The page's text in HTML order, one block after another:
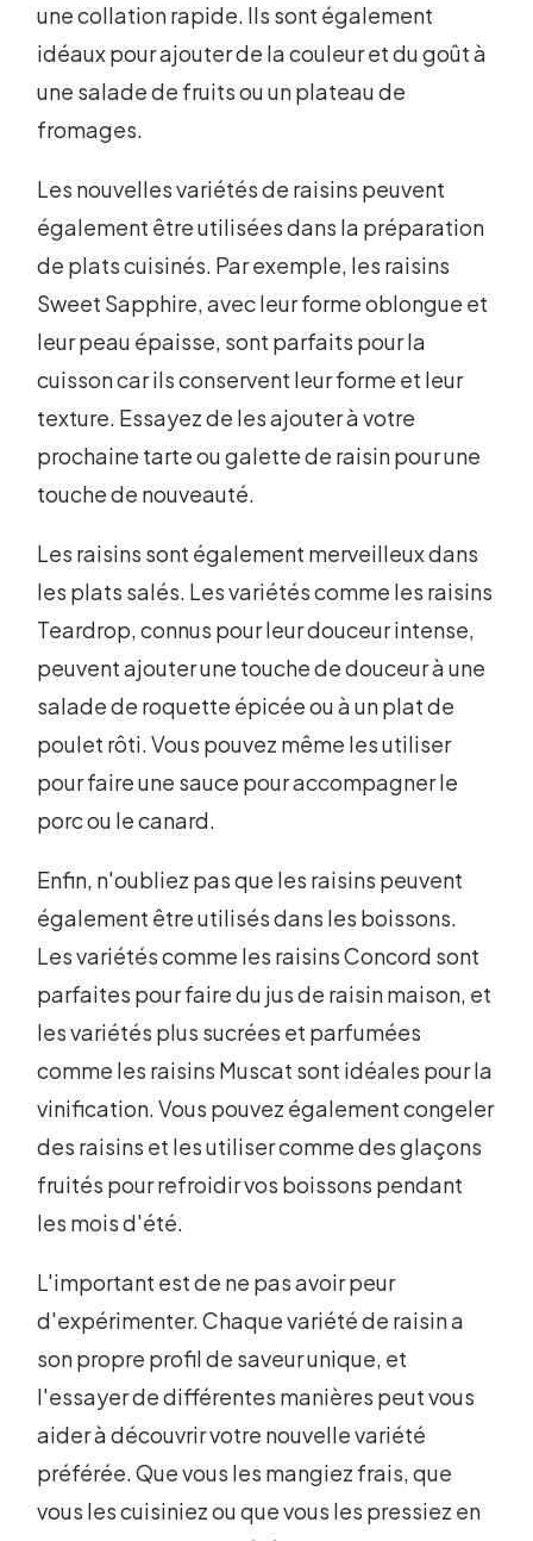
une collation rapide. Ils sont également
idéaux pour ajouter de la couleur et du goût à
une salade de fruits ou un plateau de
fromages.
Les nouvelles variétés de raisins peuvent
également être utilisées dans la préparation
de plats cuisinés. Par exemple, les raisins
Sweet Sapphire, avec leur forme oblongue et
leur peau épaisse, sont parfaits pour la
cuisson car ils conservent leur forme et leur
texture. Essayez de les ajouter à votre
prochaine tarte ou galette de raisin pour une
touche de nouveauté.
Les raisins sont également merveilleux dans
les plats salés. Les variétés comme les raisins
Teardrop, connus pour leur douceur intense,
peuvent ajouter une touche de douceur à une
salade de roquette épicée ou à un plat de
poulet rôti. Vous pouvez même les utiliser
pour faire une sauce pour accompagner le
porc ou le canard.
Enfin, n'oubliez pas que les raisins peuvent
également être utilisés dans les boissons.
Les variétés comme les raisins Concord sont
parfaites pour faire du jus de raisin maison, et
les variétés plus sucrées et parfumées
comme les raisins Muscat sont idéales pour la
vinification. Vous pouvez également congeler
des raisins et les utiliser comme des glaçons
fruités pour refroidir vos boissons pendant
les mois d'été.
L'important est de ne pas avoir peur
d'expérimenter. Chaque variété de raisin a
son propre profil de saveur unique, et
l'essayer de différentes manières peut vous
aider à découvrir votre nouvelle variété
préférée. Que vous les mangiez frais, que
vous les cuisiniez ou que vous les pressiez en